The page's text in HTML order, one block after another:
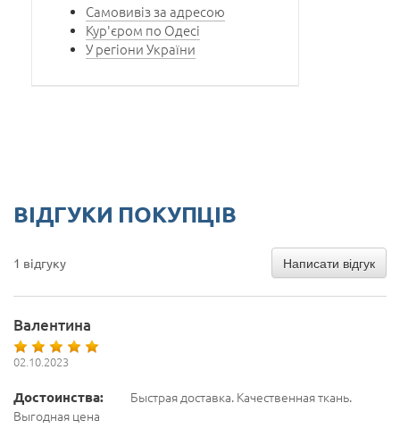
Самовивіз за адресою
Кур'єром по Одесі
У регіони України
ВІДГУКИ ПОКУПЦІВ
1 відгуку Написати відгук
Валентина
02.10.2023
Достоинства:
Быстрая доставка. Качественная ткань.
Выгодная цена